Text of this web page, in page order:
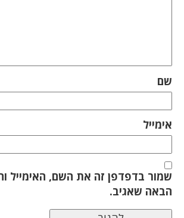
שם
אימייל
שמור בדפדפן זה את השם, האימייל
הבאה שאגיב.